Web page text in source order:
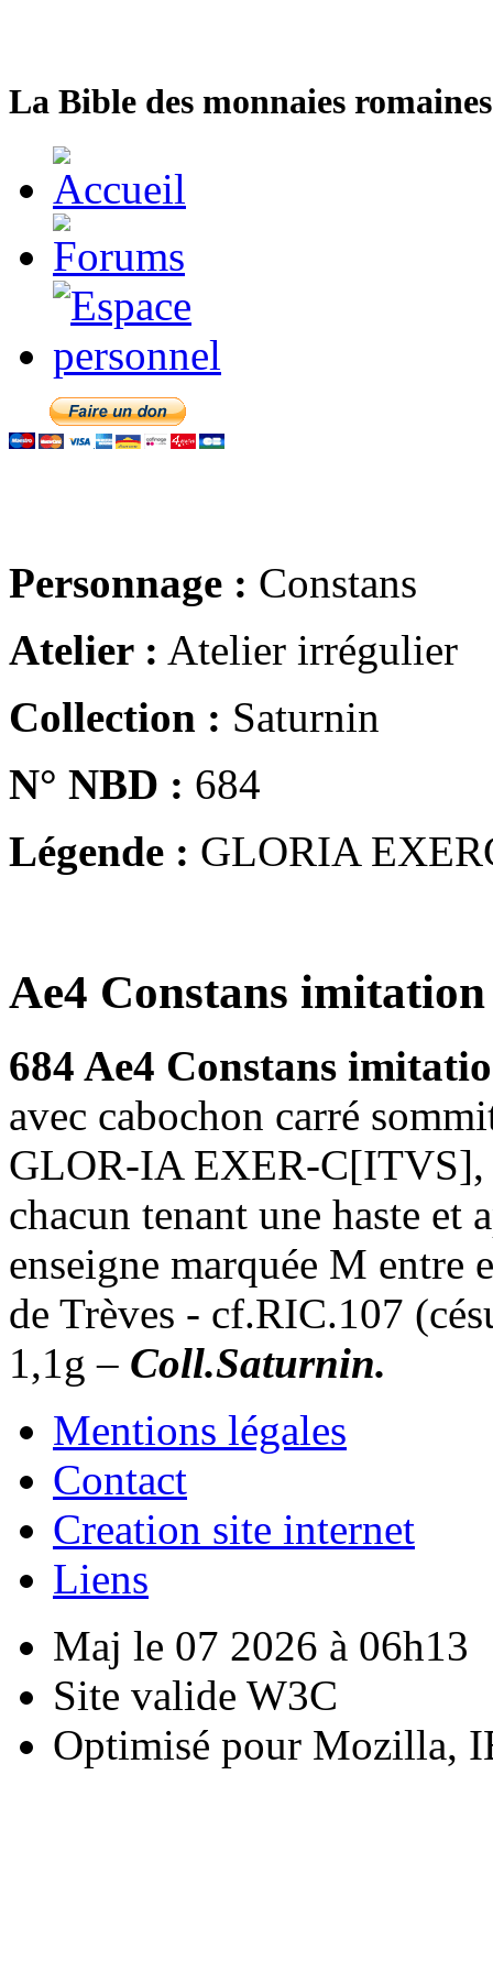
La Bible des monnaies
Personnage : Constans
Atelier : Atelier irrégulier
Collection : Saturnin
N° NBD : 684
Légende : GLORIA
Ae4 Constans imitation
684 Ae4 Constans
avec cabochon carré
GLOR-IA EXER-C[ITVS],
chacun tenant une haste et
enseigne marquée M
de Trèves - cf.RIC.107
1,1g – Coll.Saturnin.
Mentions légales
Contact
Creation site internet
Liens
Maj le 07 2026 à 06h13
Site valide W3C
Optimisé pour Mozilla,